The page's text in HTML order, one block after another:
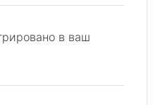
в ваш